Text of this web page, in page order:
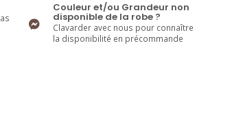
Couleur et/ou Grandeur non
disponible de la robe ?
Clavarder avec nous pour connaître
la disponibilité en précommande